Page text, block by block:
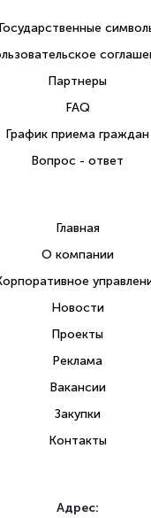
Государственные
Партнеры
FAQ
График приема граждан
Вопрос - ответ
Главная
О компании
Новости
Проекты
Реклама
Вакансии
Закупки
Контакты
Адрес: